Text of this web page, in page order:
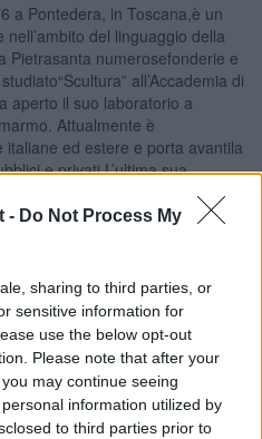
- Do Not Process My
sharing to third parties, or
sensitive information for
use the below opt-out
Please note that after your
may continue seeing
information utilized by
to third parties prior to
a Pontedera, in Toscana,è un
del linguaggio della
Pietrasanta numerosefonderie e
all’Accademia di
aperto il suo laboratorio a
Attualmente è
ed estere e porta avantila
e privati.L’ultima sua
ha vistoprotagonista a Capri con
Blue” allestita in
a incontri
dell’arte.
Alessandro Romanini:
con lui, risulta
di fronte a un artista che
artistica profonda grazie al suo
all’incessante studio e ricerca che
artista che ha acquisito nel corso